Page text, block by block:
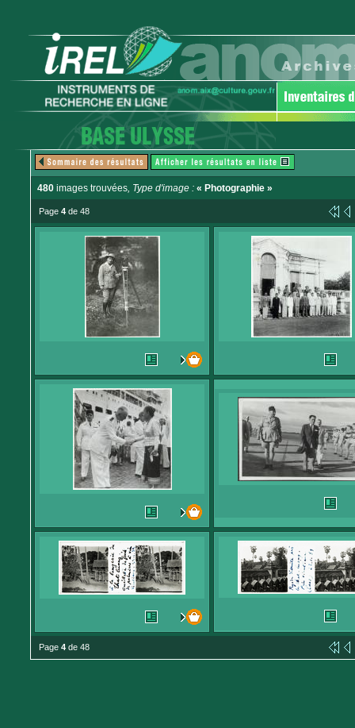
480 images trouvées, Type d'image : « Photographie »
Page 4 de 48
Page 4 de 48